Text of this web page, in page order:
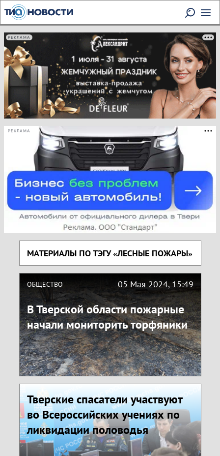
РЕКЛАМА
РЕКЛАМА
МАТЕРИАЛЫ ПО ТЭГУ «ЛЕСНЫЕ ПОЖАРЫ»
ОБЩЕСТВО 05 Мая 2024, 15:49
В Тверской области пожарные
начали мониторить торфяники
Тверские спасатели участвуют
во Всероссийских учениях по
ликвидации половодья